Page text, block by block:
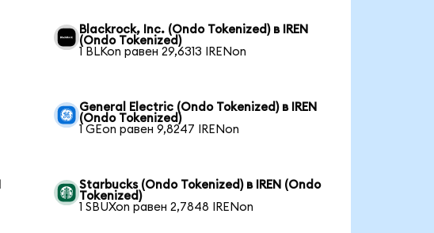
Blackrock, Inc. (Ondo Tokenized) в IREN
(Ondo Tokenized)
1 BLKon равен 29,6313 IRENon
General Electric (Ondo Tokenized) в IREN
(Ondo Tokenized)
1 GEon равен 9,8247 IRENon
Starbucks (Ondo Tokenized) в IREN (Ondo
Tokenized)
1 SBUXon равен 2,7848 IRENon